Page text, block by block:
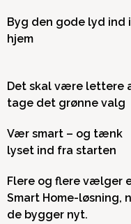
Byg den gode lyd ind
hjem
Det skal være lettere
tage det grønne valg
Vær smart – og tænk
lyset ind fra starten
Flere og flere vælger
Smart Home-løsning,
de bygger nyt.